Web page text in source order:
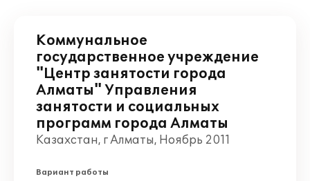
Коммунальное
государственное учреждение
"Центр занятости города
Алматы" Управления
занятости и социальных
программ города Алматы
Казахстан, г Алматы, Ноябрь 2011
Вариант работы